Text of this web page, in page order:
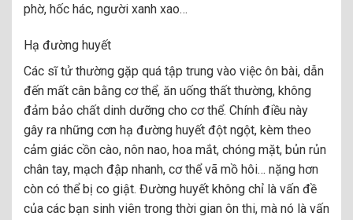
phờ, hốc hác, người xanh xao…
Hạ đường huyết
Các sĩ tử thường gặp quá tập trung vào việc ôn bài, dẫn
đến mất cân bằng cơ thể, ăn uống thất thường, không
đảm bảo chất dinh dưỡng cho cơ thể. Chính điều này
gây ra những cơn hạ đường huyết đột ngột, kèm theo
cảm giác cồn cào, nôn nao, hoa mắt, chóng mặt, bủn rủn
chân tay, mạch đập nhanh, cơ thể vã mồ hôi… nặng hơn
còn có thể bị co giật. Đường huyết không chỉ là vấn đề
của các bạn sinh viên trong thời gian ôn thi, mà nó là vấn